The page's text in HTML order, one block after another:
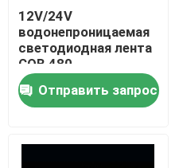
12V/24V
водонепроницаемая
светодиодная лента
COB 480
светодиодов / м
Идеально подходит
для требовательных
Отправить запрос